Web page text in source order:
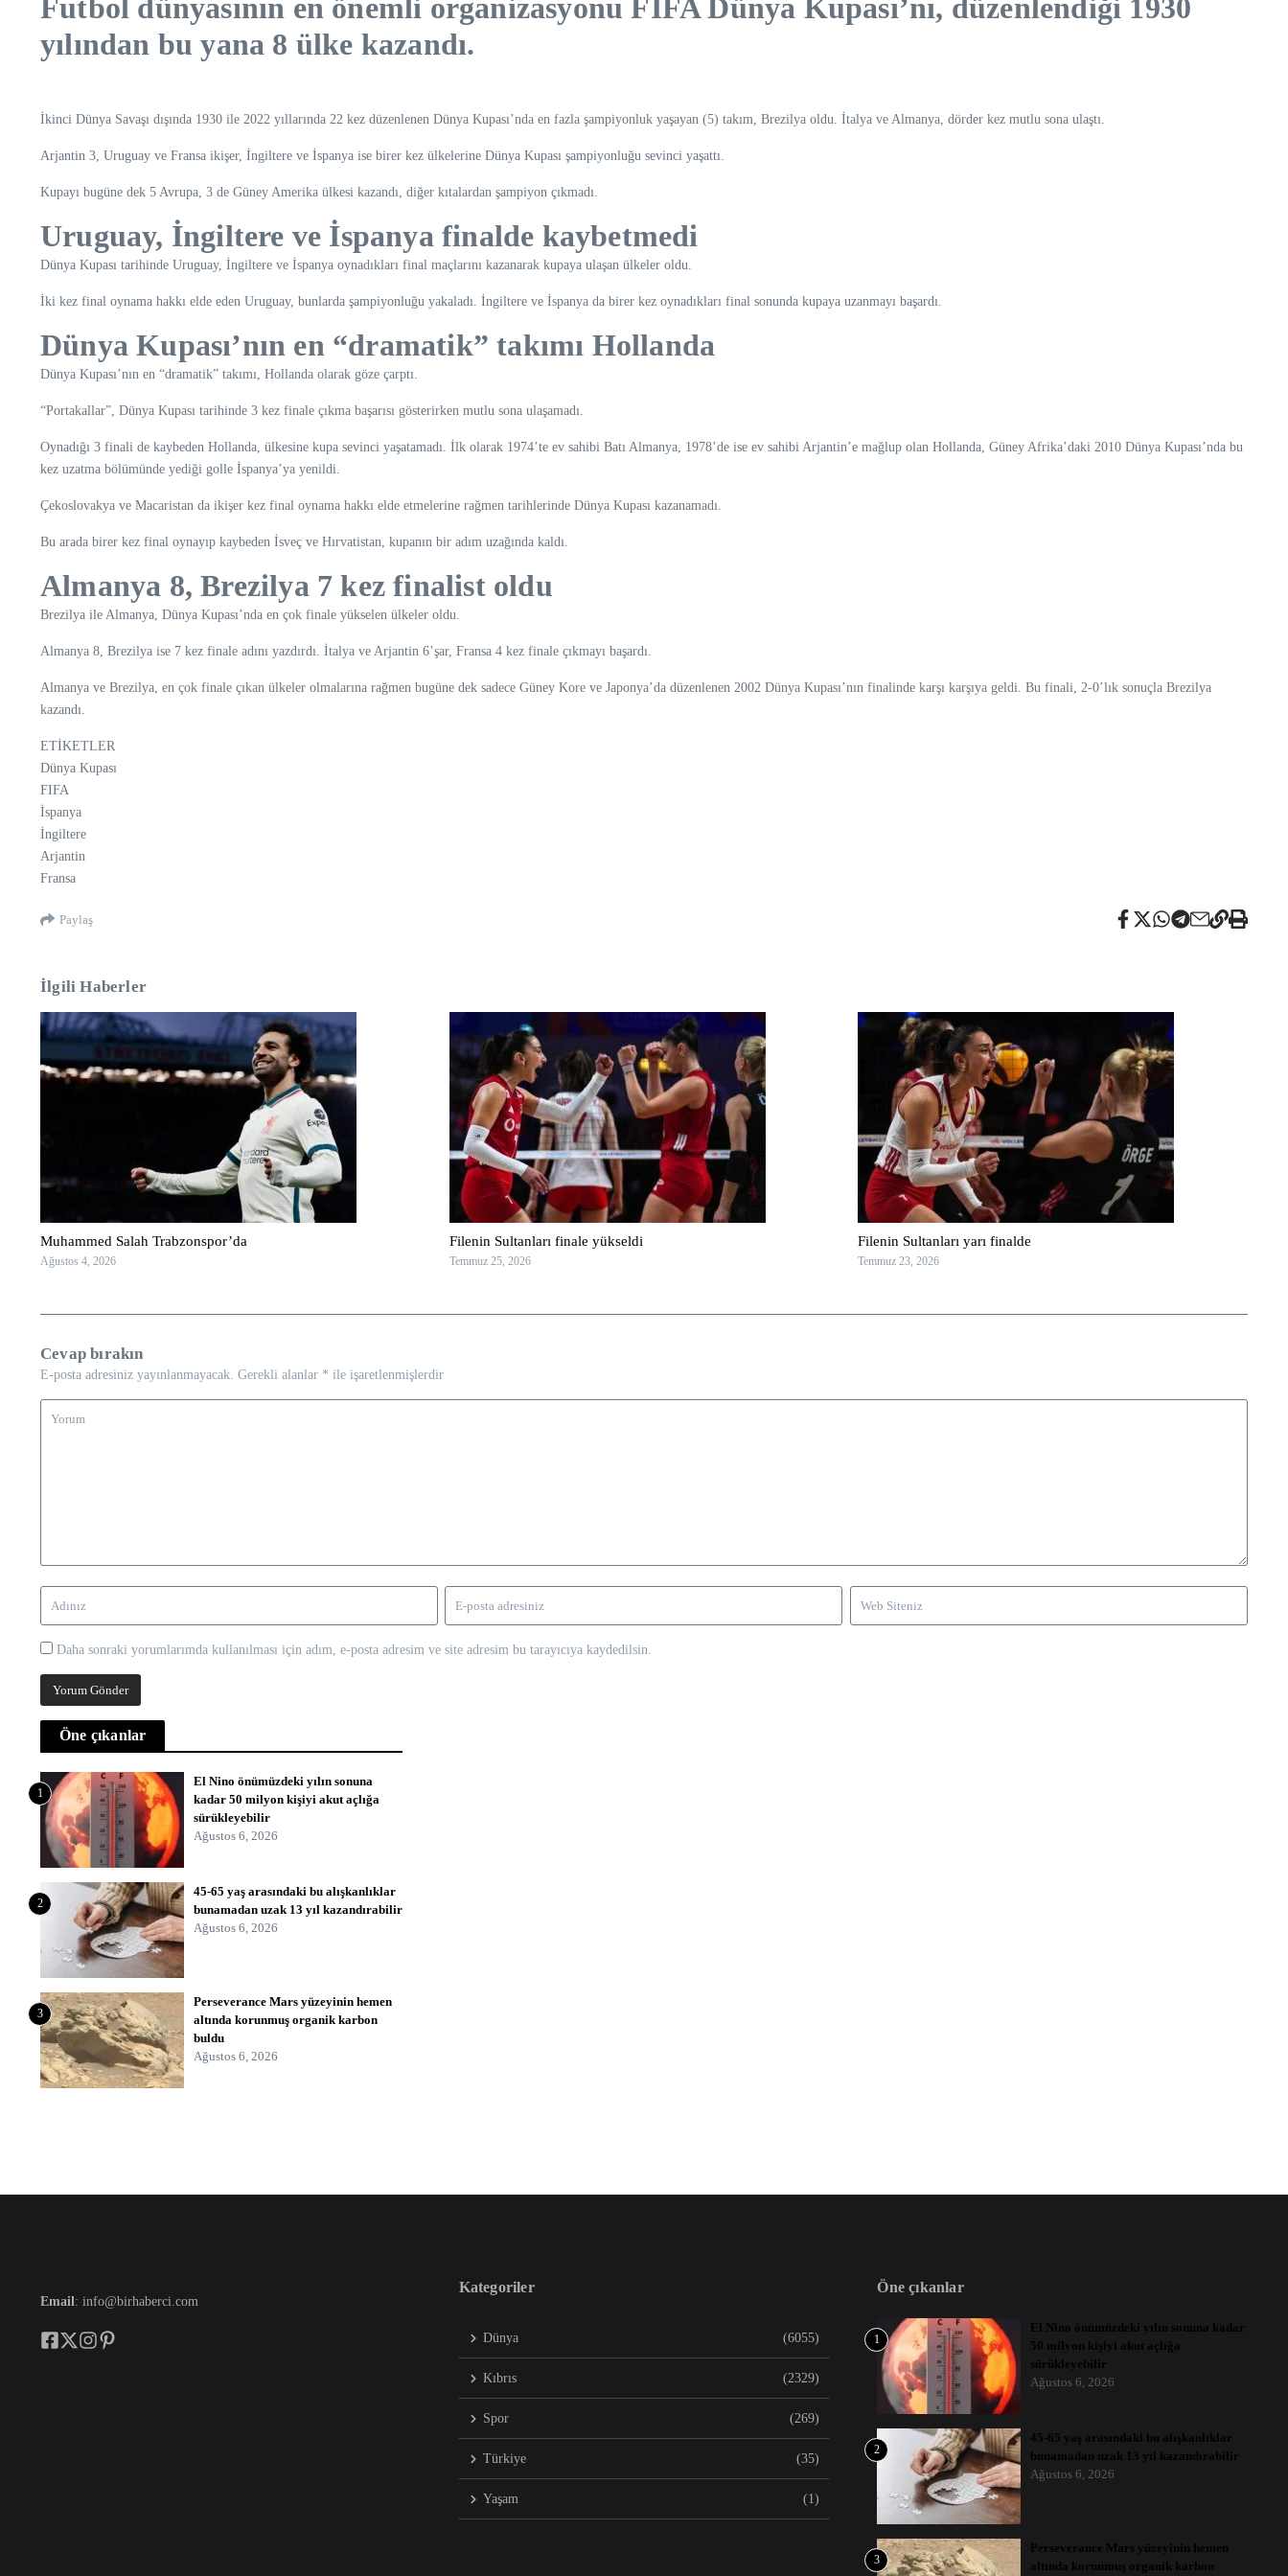
Futbol dünyasının en önemli organizasyonu FIFA Dünya Kupası’nı, düzenlendiği 1930
yılından bu yana 8 ülke kazandı.
İkinci Dünya Savaşı dışında 1930 ile 2022 yıllarında 22 kez düzenlenen Dünya Kupası’nda en fazla şampiyonluk yaşayan (5) takım, Brezilya oldu. İtalya ve Almanya, dörder kez mutlu sona ulaştı.
Arjantin 3, Uruguay ve Fransa ikişer, İngiltere ve İspanya ise birer kez ülkelerine Dünya Kupası şampiyonluğu sevinci yaşattı.
Kupayı bugüne dek 5 Avrupa, 3 de Güney Amerika ülkesi kazandı, diğer kıtalardan şampiyon çıkmadı.
Uruguay, İngiltere ve İspanya finalde kaybetmedi
Dünya Kupası tarihinde Uruguay, İngiltere ve İspanya oynadıkları final maçlarını kazanarak kupaya ulaşan ülkeler oldu.
İki kez final oynama hakkı elde eden Uruguay, bunlarda şampiyonluğu yakaladı. İngiltere ve İspanya da birer kez oynadıkları final sonunda kupaya uzanmayı başardı.
Dünya Kupası’nın en “dramatik” takımı Hollanda
Dünya Kupası’nın en “dramatik” takımı, Hollanda olarak göze çarptı.
“Portakallar”, Dünya Kupası tarihinde 3 kez finale çıkma başarısı gösterirken mutlu sona ulaşamadı.
Oynadığı 3 finali de kaybeden Hollanda, ülkesine kupa sevinci yaşatamadı. İlk olarak 1974’te ev sahibi Batı Almanya, 1978’de ise ev sahibi Arjantin’e mağlup olan Hollanda, Güney Afrika’daki 2010 Dünya Kupası’nda bu
kez uzatma bölümünde yediği golle İspanya’ya yenildi.
Çekoslovakya ve Macaristan da ikişer kez final oynama hakkı elde etmelerine rağmen tarihlerinde Dünya Kupası kazanamadı.
Bu arada birer kez final oynayıp kaybeden İsveç ve Hırvatistan, kupanın bir adım uzağında kaldı.
Almanya 8, Brezilya 7 kez finalist oldu
Brezilya ile Almanya, Dünya Kupası’nda en çok finale yükselen ülkeler oldu.
Almanya 8, Brezilya ise 7 kez finale adını yazdırdı. İtalya ve Arjantin 6’şar, Fransa 4 kez finale çıkmayı başardı.
Almanya ve Brezilya, en çok finale çıkan ülkeler olmalarına rağmen bugüne dek sadece Güney Kore ve Japonya’da düzenlenen 2002 Dünya Kupası’nın finalinde karşı karşıya geldi. Bu finali, 2-0’lık sonuçla Brezilya
kazandı.
ETİKETLER
Dünya Kupası
FIFA
İspanya
İngiltere
Arjantin
Fransa
Paylaş
İlgili Haberler
Muhammed Salah Trabzonspor’da
Ağustos 4, 2026
Filenin Sultanları finale yükseldi
Temmuz 25, 2026
Filenin Sultanları yarı finalde
Temmuz 23, 2026
Cevap bırakın
E-posta adresiniz yayınlanmayacak. Gerekli alanlar * ile işaretlenmişlerdir
Daha sonraki yorumlarımda kullanılması için adım, e-posta adresim ve site adresim bu tarayıcıya kaydedilsin.
Öne çıkanlar
1
El Nino önümüzdeki yılın sonuna
kadar 50 milyon kişiyi akut açlığa
sürükleyebilir
Ağustos 6, 2026
2
45-65 yaş arasındaki bu alışkanlıklar
bunamadan uzak 13 yıl kazandırabilir
Ağustos 6, 2026
3
Perseverance Mars yüzeyinin hemen
altında korunmuş organik karbon
buldu
Ağustos 6, 2026
Email: info@birhaberci.com
Kategoriler
Dünya (6055)
Kıbrıs (2329)
Spor (269)
Türkiye (35)
Yaşam (1)
Öne çıkanlar
1
El Nino önümüzdeki yılın sonuna kadar
50 milyon kişiyi akut açlığa
sürükleyebilir
Ağustos 6, 2026
2
45-65 yaş arasındaki bu alışkanlıklar
bunamadan uzak 13 yıl kazandırabilir
Ağustos 6, 2026
3
Perseverance Mars yüzeyinin hemen
altında korunmuş organik karbon